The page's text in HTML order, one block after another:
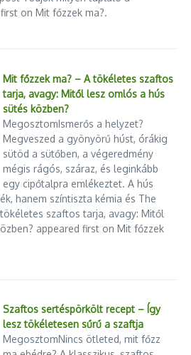
on Mit főzzek ma?.
Mit főzzek ma? – A tökéletes szaftos
tarja, avagy: Mitől lesz omlós a hús
sütés közben?
MegosztomIsmerős a helyzet?
Megveszed a gyönyörű húst, órákig
sütöd a sütőben, a végeredmény
mégis rágós, száraz, és leginkább
egy cipőtalpra emlékeztet. A hús
hanem színtiszta kémia és The
szaftos tarja, avagy: Mitől
appeared first on Mit főzzek
Szaftos sertéspörkölt recept – Így
lesz tökéletesen sűrű a szaftja
MegosztomNincs ötleted, mit főzz